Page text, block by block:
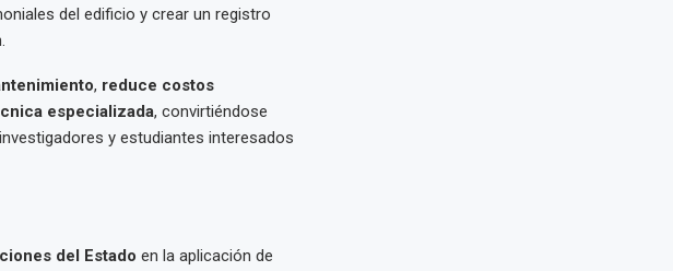
del edificio y crear un registro
, reduce costos
especializada, convirtiéndose
y estudiantes interesados
del Estado en la aplicación de